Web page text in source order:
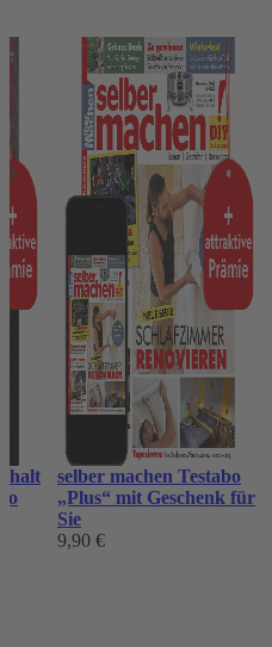
selber machen Testabo
„Plus“ mit Geschenk für
Sie
9,90 €